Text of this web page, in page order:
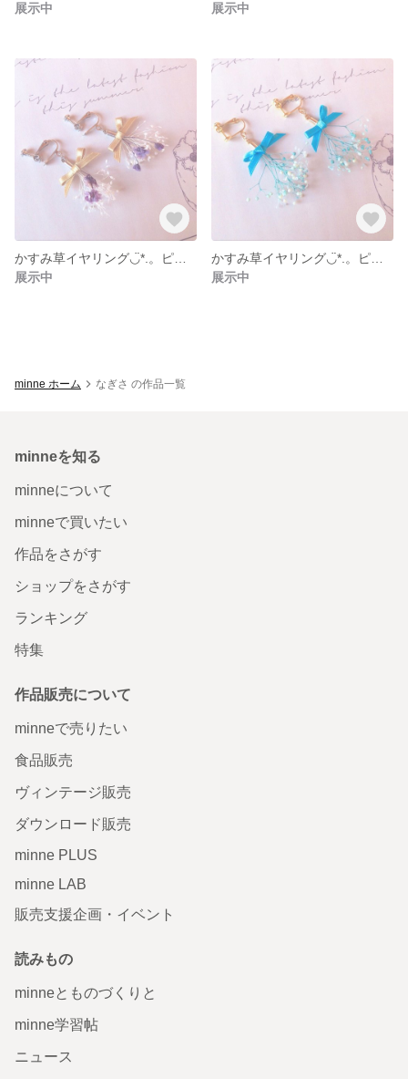
展示中 展示中
展示中
展示中
minne ホーム なぎさ の作品一覧
minneを知る
minneについて
minneで買いたい
作品をさがす
ショップをさがす
ランキング
特集
作品販売について
minneで売りたい
食品販売
ヴィンテージ販売
ダウンロード販売
minne PLUS
minne LAB
販売支援企画・イベント
読みもの
minneとものづくりと
minne学習帖
ニュース